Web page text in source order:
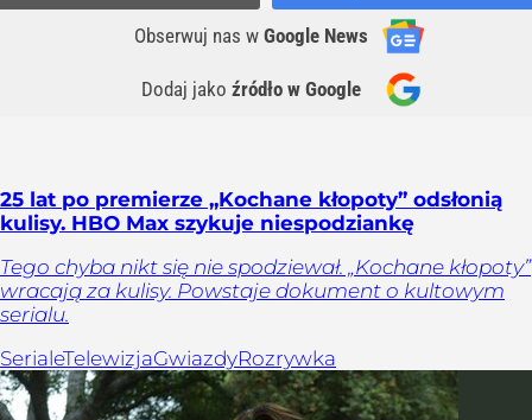
Obserwuj nas w Google News
Dodaj jako źródło w Google
25 lat po premierze „Kochane kłopoty” odsłonią
kulisy. HBO Max szykuje niespodziankę
Tego chyba nikt się nie spodziewał. „Kochane kłopoty”
wracają za kulisy. Powstaje dokument o kultowym
serialu.
SerialeTelewizjaGwiazdyRozrywka